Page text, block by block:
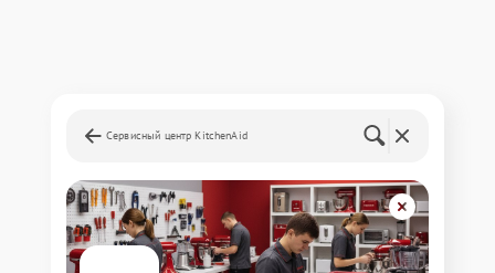
Сервисный центр KitchenAid